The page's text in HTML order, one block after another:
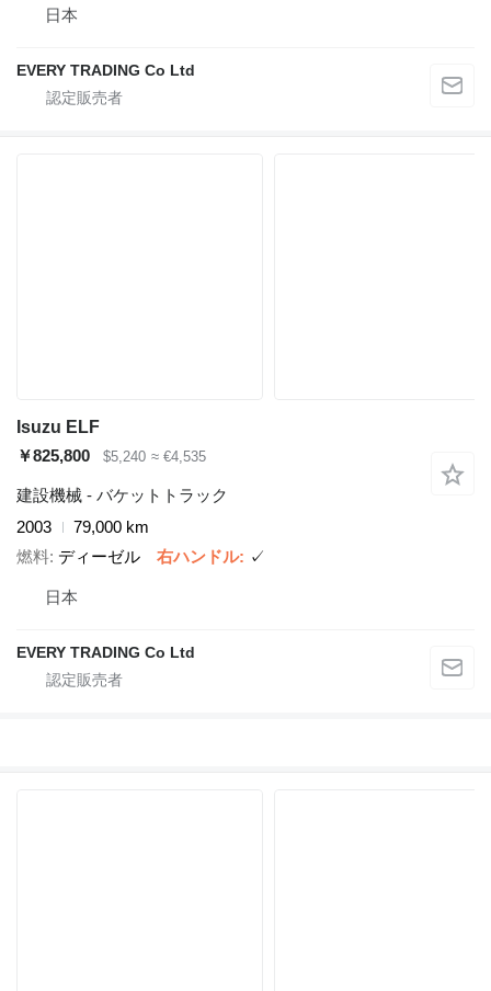
日本
EVERY TRADING Co Ltd
Isuzu ELF
￥825,800
$5,240 ≈ €4,535
建設機械 - バケットトラック
2003
79,000 km
燃料 ディーゼル 右ハンドル ✓
日本
EVERY TRADING Co Ltd